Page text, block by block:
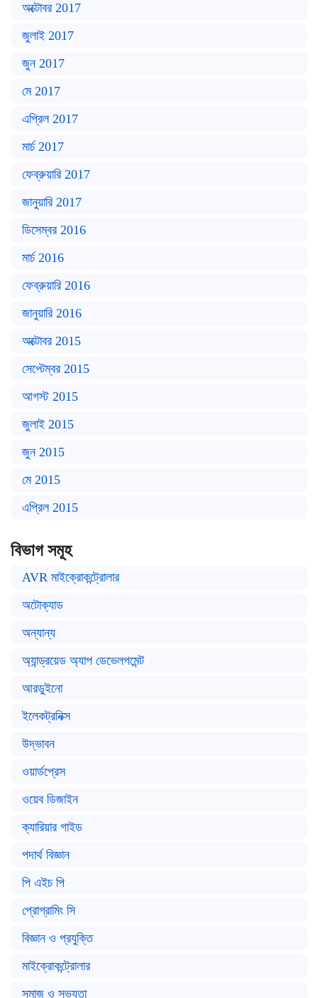
অক্টোবর 2017
জুলাই 2017
জুন 2017
মে 2017
এপ্রিল 2017
মার্চ 2017
ফেব্রুয়ারি 2017
জানুয়ারি 2017
ডিসেম্বর 2016
মার্চ 2016
ফেব্রুয়ারি 2016
জানুয়ারি 2016
অক্টোবর 2015
সেপ্টেম্বর 2015
আগস্ট 2015
জুলাই 2015
জুন 2015
মে 2015
এপ্রিল 2015
বিভাগ সমূহ
AVR মাইক্রোকন্ট্রোলার
অটোক্যাড
অন্যান্য
অ্যান্ড্রয়েড অ্যাপ ডেভেলপমেন্ট
আরডুইনো
ইলেকট্রনিক্স
উদ্ভাবন
ওয়ার্ডপ্রেস
ওয়েব ডিজাইন
ক্যারিয়ার গাইড
পদার্থ বিজ্ঞান
পি এইচ পি
প্রোগ্রামিং সি
বিজ্ঞান ও প্রযুক্তি
মাইক্রোকন্ট্রোলার
সমাজ ও সভ্যতা